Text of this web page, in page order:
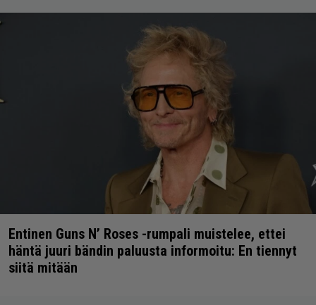
Entinen Guns N’ Roses -rumpali muistelee, ettei
häntä juuri bändin paluusta informoitu: En tiennyt
siitä mitään